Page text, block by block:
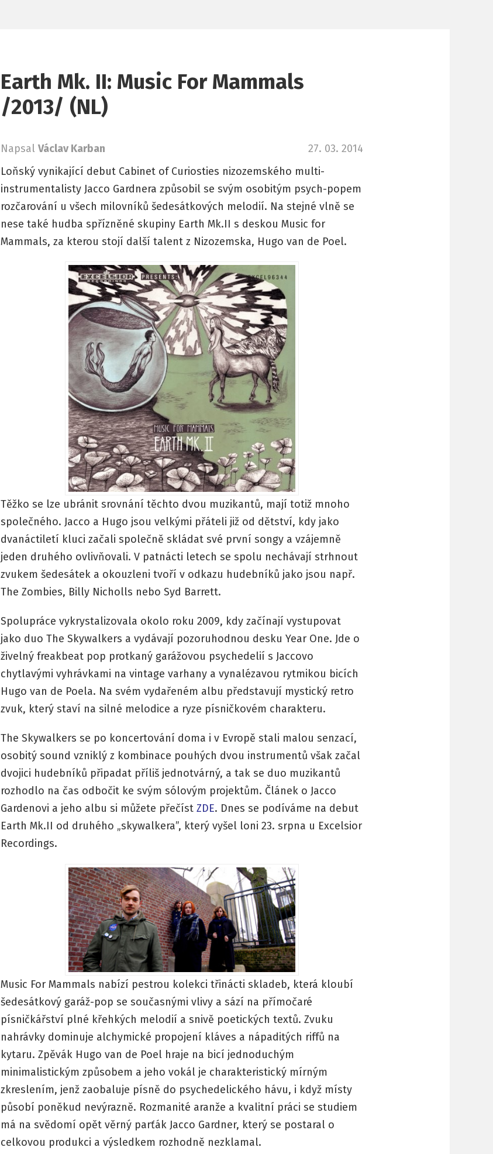
Earth Mk. II: Music For Mammals
/2013/ (NL)
Napsal Václav Karban
27. 03. 2014
Loňský vynikající debut Cabinet of Curiosties nizozemského multi-
instrumentalisty Jacco Gardnera způsobil se svým osobitým psych-popem
rozčarování u všech milovníků šedesátkových melodií. Na stejné vlně se
nese také hudba spřízněné skupiny Earth Mk.II s deskou Music for
Mammals, za kterou stojí další talent z Nizozemska, Hugo van de Poel.
Těžko se lze ubránit srovnání těchto dvou muzikantů, mají totiž mnoho
společného. Jacco a Hugo jsou velkými přáteli již od dětství, kdy jako
dvanáctiletí kluci začali společně skládat své první songy a vzájemně
jeden druhého ovlivňovali. V patnácti letech se spolu nechávají strhnout
zvukem šedesátek a okouzleni tvoří v odkazu hudebníků jako jsou např.
The Zombies, Billy Nicholls nebo Syd Barrett.
Spolupráce vykrystalizovala okolo roku 2009, kdy začínají vystupovat
jako duo The Skywalkers a vydávají pozoruhodnou desku Year One. Jde o
živelný freakbeat pop protkaný garážovou psychedelií s Jaccovo
chytlavými vyhrávkami na vintage varhany a vynalézavou rytmikou bicích
Hugo van de Poela. Na svém vydařeném albu představují mystický retro
zvuk, který staví na silné melodice a ryze písničkovém charakteru.
The Skywalkers se po koncertování doma i v Evropě stali malou senzací,
osobitý sound vzniklý z kombinace pouhých dvou instrumentů však začal
dvojici hudebníků připadat příliš jednotvárný, a tak se duo muzikantů
rozhodlo na čas odbočit ke svým sólovým projektům. Článek o Jacco
Gardenovi a jeho albu si můžete přečíst ZDE. Dnes se podíváme na debut
Earth Mk.II od druhého „skywalkera”, který vyšel loni 23. srpna u Excelsior
Recordings.
Music For Mammals nabízí pestrou kolekci třinácti skladeb, která kloubí
šedesátkový garáž-pop se současnými vlivy a sází na přímočaré
písničkářství plné křehkých melodií a snivě poetických textů. Zvuku
nahrávky dominuje alchymické propojení kláves a nápaditých riffů na
kytaru. Zpěvák Hugo van de Poel hraje na bicí jednoduchým
minimalistickým způsobem a jeho vokál je charakteristický mírným
zkreslením, jenž zaobaluje písně do psychedelického hávu, i když místy
působí poněkud nevýrazně. Rozmanité aranže a kvalitní práci se studiem
má na svědomí opět věrný parťák Jacco Gardner, který se postaral o
celkovou produkci a výsledkem rozhodně nezklamal.